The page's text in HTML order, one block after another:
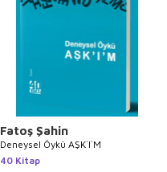
Fatoş Şahin
Deneysel Öykü AŞK`I`M
40 Kitap